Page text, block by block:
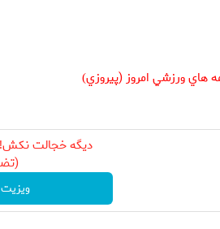
هاي ورزشي امروز (پيروزي)
دیگه خجالت
ویزیت